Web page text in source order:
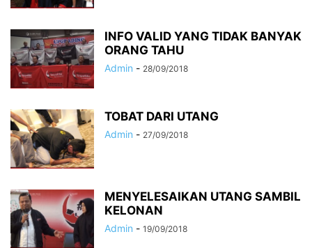
INFO VALID YANG TIDAK BANYAK
ORANG TAHU
Admin - 28/09/2018
TOBAT DARI UTANG
Admin - 27/09/2018
MENYELESAIKAN UTANG SAMBIL
KELONAN
Admin - 19/09/2018